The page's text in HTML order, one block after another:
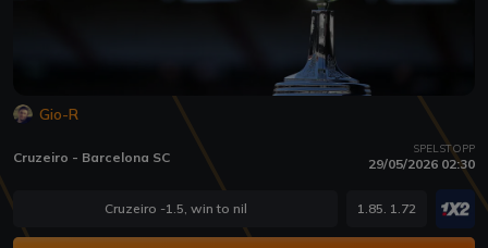
Gio-R
Cruzeiro - Barcelona SC SPELSTOPP
29/05/2026 02:30
Cruzeiro -1.5, win to nil 1.85. 1.72